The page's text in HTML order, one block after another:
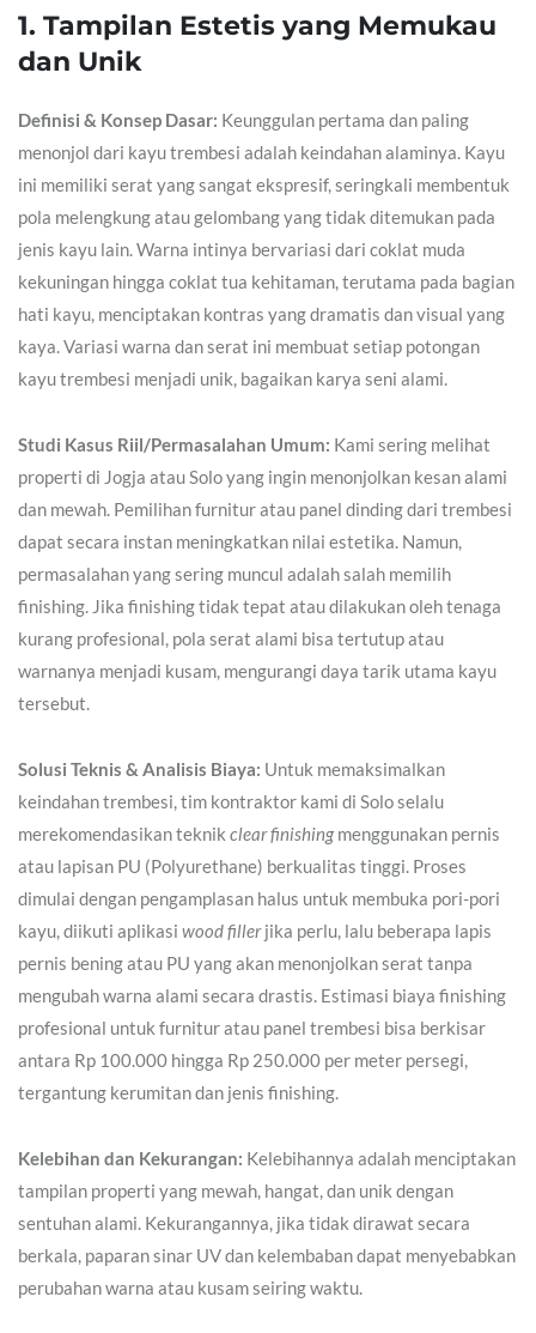
1. Tampilan Estetis yang Memukau
dan Unik
Definisi & Konsep Dasar: Keunggulan pertama dan paling
menonjol dari kayu trembesi adalah keindahan alaminya. Kayu
ini memiliki serat yang sangat ekspresif, seringkali membentuk
pola melengkung atau gelombang yang tidak ditemukan pada
jenis kayu lain. Warna intinya bervariasi dari coklat muda
kekuningan hingga coklat tua kehitaman, terutama pada bagian
hati kayu, menciptakan kontras yang dramatis dan visual yang
kaya. Variasi warna dan serat ini membuat setiap potongan
kayu trembesi menjadi unik, bagaikan karya seni alami.
Studi Kasus Riil/Permasalahan Umum: Kami sering melihat
properti di Jogja atau Solo yang ingin menonjolkan kesan alami
dan mewah. Pemilihan furnitur atau panel dinding dari trembesi
dapat secara instan meningkatkan nilai estetika. Namun,
permasalahan yang sering muncul adalah salah memilih
finishing. Jika finishing tidak tepat atau dilakukan oleh tenaga
kurang profesional, pola serat alami bisa tertutup atau
warnanya menjadi kusam, mengurangi daya tarik utama kayu
tersebut.
Solusi Teknis & Analisis Biaya: Untuk memaksimalkan
keindahan trembesi, tim kontraktor kami di Solo selalu
merekomendasikan teknik clear finishingmenggunakan pernis
atau lapisan PU (Polyurethane) berkualitas tinggi. Proses
dimulai dengan pengamplasan halus untuk membuka pori-pori
kayu, diikuti aplikasi wood fillerjika perlu, lalu beberapa lapis
pernis bening atau PU yang akan menonjolkan serat tanpa
mengubah warna alami secara drastis. Estimasi biaya finishing
profesional untuk furnitur atau panel trembesi bisa berkisar
antara Rp 100.000 hingga Rp 250.000 per meter persegi,
tergantung kerumitan dan jenis finishing.
Kelebihan dan Kekurangan: Kelebihannya adalah menciptakan
tampilan properti yang mewah, hangat, dan unik dengan
sentuhan alami. Kekurangannya, jika tidak dirawat secara
berkala, paparan sinar UV dan kelembaban dapat menyebabkan
perubahan warna atau kusam seiring waktu.